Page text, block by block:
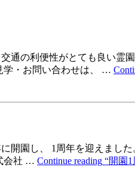
通の利便性がとても良い霊
学・お問い合わせは、 …
開園し、 1周年を迎えまし
会社 … Continue reading “開園1